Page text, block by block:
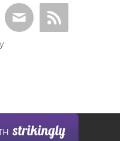
Website heute!